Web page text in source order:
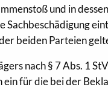
und in
Sachbeschädigung
beiden Parteien
nach § 7 Abs. 1
ein für die bei der